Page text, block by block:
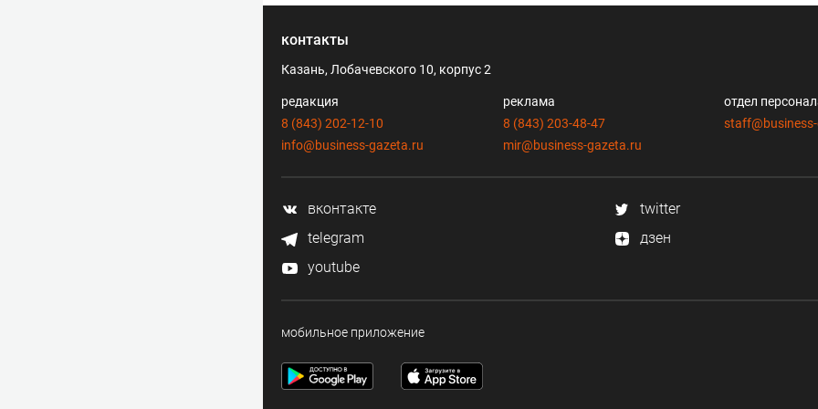
контакты
Казань, Лобачевского 10, корпус 2
редакция
8 (843) 202-12-10
info@business-gazeta.ru
реклама
8 (843) 203-48-47
mir@business-gazeta.ru
отдел
вконтакте
twitter
telegram
дзен
youtube
мобильное приложение